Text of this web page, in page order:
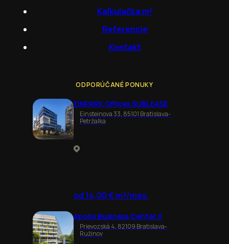
Kalkulačka m²
Referencie
Kontakt
ODPORÚČANÉ PONUKY
EINPARK Offices SUBLEASE
Einsteinova 33, 85101 Bratislava-
Petržalka
od 14,00 € m²/mes.
Apollo Business Center II
Prievozská 4, 82109 Bratislava-
Ružinov